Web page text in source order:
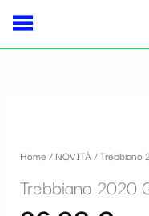
contenuto
Home /NOVITÀ/ Trebbiano
Trebbiano 2020
S
o
n
fiscale:
Carrello: